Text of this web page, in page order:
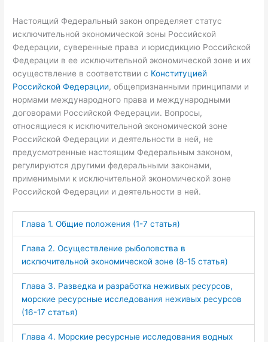
Настоящий Федеральный закон определяет статус
исключительной экономической зоны Российской
Федерации, суверенные права и юрисдикцию Российской
Федерации в ее исключительной экономической зоне и их
осуществление в соответствии с Конституцией
Российской Федерации, общепризнанными принципами и
нормами международного права и международными
договорами Российской Федерации. Вопросы,
относящиеся к исключительной экономической зоне
Российской Федерации и деятельности в ней, не
предусмотренные настоящим Федеральным законом,
регулируются другими федеральными законами,
применимыми к исключительной экономической зоне
Российской Федерации и деятельности в ней.
Глава 1. Общие положения (1-7 статья)
Глава 2. Осуществление рыболовства в
исключительной экономической зоне (8-15 статья)
Глава 3. Разведка и разработка неживых ресурсов,
морские ресурсные исследования неживых ресурсов
(16-17 статья)
Глава 4. Морские ресурсные исследования водных